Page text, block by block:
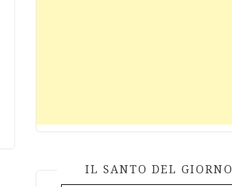
IL SANTO DEL GIORNO